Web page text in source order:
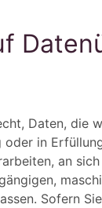
Daten, die
oder in
an
Sofern